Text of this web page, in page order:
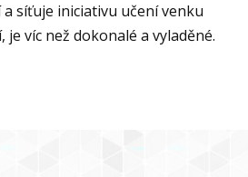
a síťuje iniciativu učení venku
je víc než dokonalé a vyladěné.